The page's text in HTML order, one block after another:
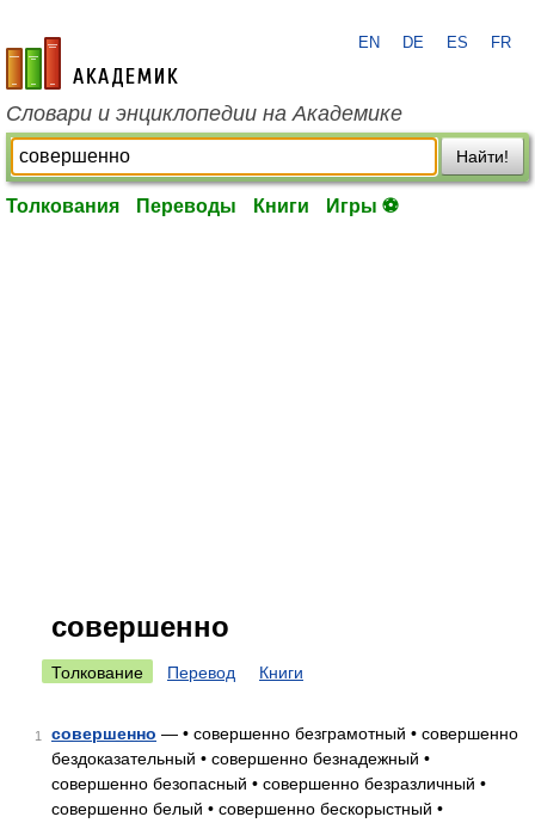
academic.ru
EN DE ES FR
Словари и энциклопедии на Академике
Найти!
Толкования Переводы Книги Игры ⚽
совершенно
Толкование Перевод Книги
1 совершенно — • совершенно безграмотный • совершенно
бездоказательный • совершенно безнадежный •
совершенно безопасный • совершенно безразличный •
совершенно белый • совершенно бескорыстный •